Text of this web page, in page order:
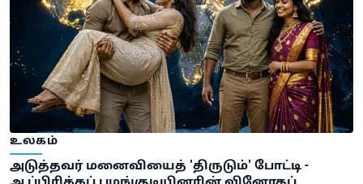
உலகம்
அடுத்தவர் மனைவியைத் 'திருடும்' போட்டி -